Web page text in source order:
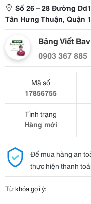
Số 26 – 28 Đường
Tân Hưng Thuận, Quận
Bảng Viết
0903 367 885
Mã số
17856755
Tình trạng
Hàng mới
Để mua hàng an
thực hiện thanh
Từ khóa gợi ý: